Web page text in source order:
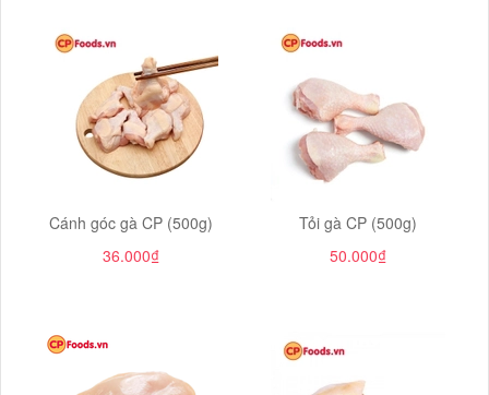
Cánh góc gà CP (500g)
36.000₫
Tỏi gà CP (500g)
50.000₫